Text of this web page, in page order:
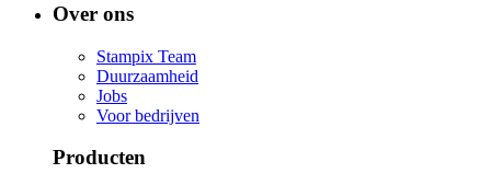
Over ons
Stampix Team
Duurzaamheid
Jobs
Voor bedrijven
Producten